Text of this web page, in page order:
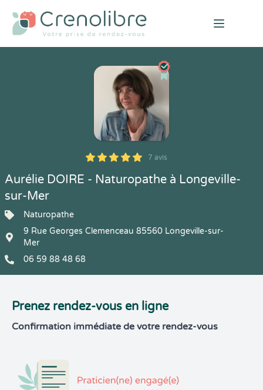
Open
5
1
5
7 7 avis
Aurélie DOIRE - Naturopathe à Longeville-
sur-Mer
Naturopathe
9 Rue Georges Clemenceau 85560 Longeville-sur-
Mer
06 59 88 48 68
Prenez rendez-vous en ligne
Confirmation immédiate de votre rendez-vous